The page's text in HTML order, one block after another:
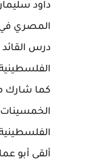
داود
المصري في
درس
كما شارك
الفلسطينية في شباط 1969، بعد أن شغل